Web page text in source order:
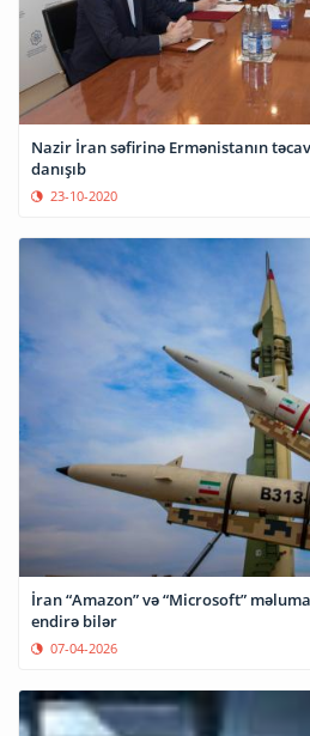
Nazir İran səfirinə Ermənistanın
danışıb
23-10-2020
İran “Amazon” və “Microsoft”
endirə bilər
07-04-2026